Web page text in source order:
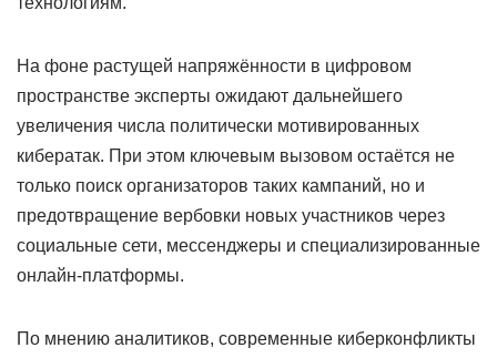
На фоне растущей напряжённости в цифровом
пространстве эксперты ожидают дальнейшего
увеличения числа политически мотивированных
кибератак. При этом ключевым вызовом остаётся не
только поиск организаторов таких кампаний, но и
предотвращение вербовки новых участников через
социальные сети, мессенджеры и специализированные
онлайн-платформы.
По мнению аналитиков, современные киберконфликты